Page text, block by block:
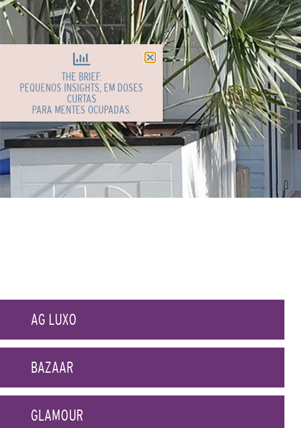
AG LUXO
BAZAAR
GLAMOUR
THE BRIEF:
PEQUENOS INSIGHTS, EM DOSES
CURTAS
PARA MENTES OCUPADAS.